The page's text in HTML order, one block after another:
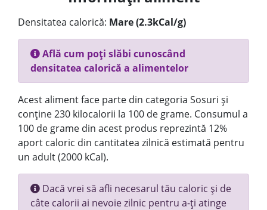
Densitatea calorică: Mare (2.3kCal/g)
Află cum poți slăbi cunoscând
densitatea calorică a alimentelor
Acest aliment face parte din categoria Sosuri și
conține 230 kilocalorii la 100 de grame. Consumul a
100 de grame din acest produs reprezintă 12%
aport caloric din cantitatea zilnică estimată pentru
un adult (2000 kCal).
Dacă vrei să afli necesarul tău caloric și de
câte calorii ai nevoie zilnic pentru a-ți atinge